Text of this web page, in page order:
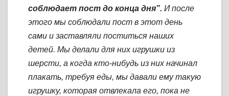
соблюдает пост до конца дня”. И после
этого мы соблюдали пост в этот день
сами и заставляли поститься наших
детей. Мы делали для них игрушки из
шерсти, а когда кто-нибудь из них начинал
плакать, требуя еды, мы давали ему такую
игрушку, которая отвлекала его, пока не